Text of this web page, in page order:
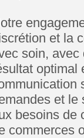
et la
soin, avec
optimal
et le
besoins de
commerces